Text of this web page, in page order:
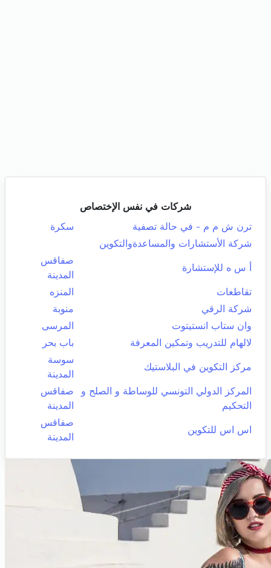
شركات في نفس الإختصاص
ترن ش م م - في حالة تصفية
سكرة
شركة الأستشارات والمساعدةوالتكوين
أ س ه للإستشارة
صفاقس
المدينة
تقاطعات
المنزه
شركة الرقي
منوبة
وان ستاب انستيتوت
المرسى
لالهام للتدريب وتمكين المعرفة
باب بحر
مركز التكوين في البلاستيك
سوسة
المدينة
المركز الدولي التونسي للوساطة و الصلح و
التحكيم
صفاقس
المدينة
اس اس للتكوين
صفاقس
المدينة